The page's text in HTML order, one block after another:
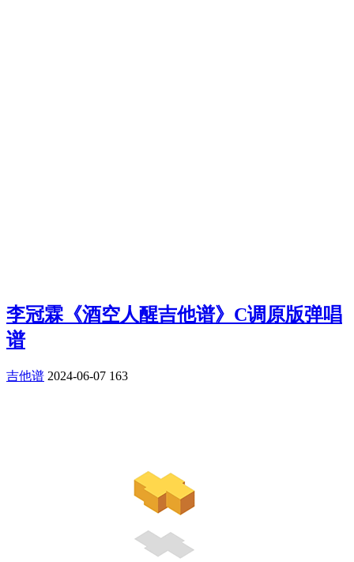
李冠霖《酒空人醒吉他谱》C调原版弹唱
谱
吉他谱 2024-06-07 163